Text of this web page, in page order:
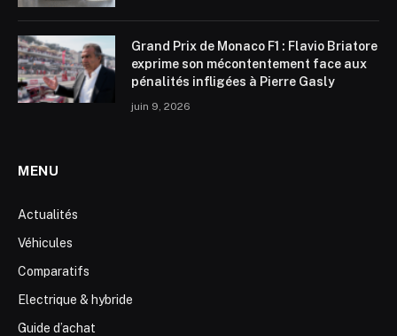
Grand Prix de Monaco F1 : Flavio Briatore
exprime son mécontentement face aux
pénalités infligées à Pierre Gasly
juin 9, 2026
MENU
Actualités
Véhicules
Comparatifs
Electrique & hybride
Guide d’achat